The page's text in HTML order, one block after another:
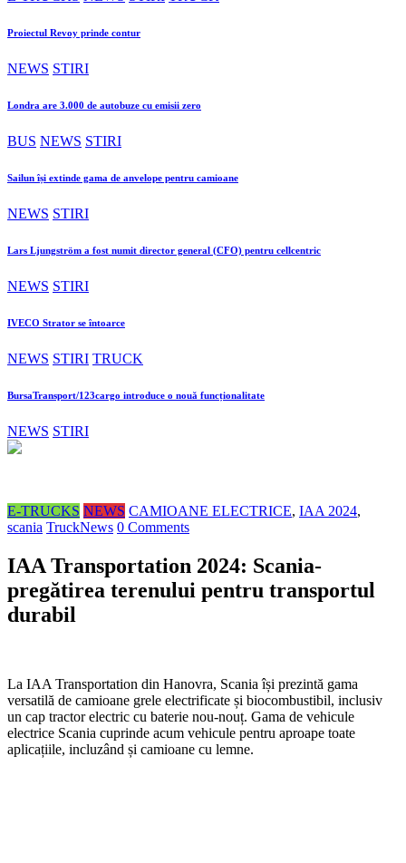
Proiectul Revoy prinde contur
NEWS STIRI
Londra are 3.000 de autobuze cu emisii zero
BUS NEWS STIRI
Sailun își extinde gama de anvelope pentru camioane
NEWS STIRI
Lars Ljungström a fost numit director general (CFO) pentru cellcentric
NEWS STIRI
IVECO Strator se întoarce
NEWS STIRI TRUCK
BursaTransport/123cargo introduce o nouă funcționalitate
NEWS STIRI
E-TRUCKS NEWS CAMIOANE ELECTRICE, IAA 2024,
scania TruckNews 0 Comments
IAA Transportation 2024: Scania-
pregătirea terenului pentru transportul
durabil
La IAA Transportation din Hanovra, Scania își prezintă gama
versatilă de camioane grele electrificate și biocombustibil, inclusiv
un cap tractor electric cu baterie nou-nouț. Gama de vehicule
electrice Scania cuprinde acum vehicule pentru aproape toate
aplicațiile, incluzând și camioane cu lemne.